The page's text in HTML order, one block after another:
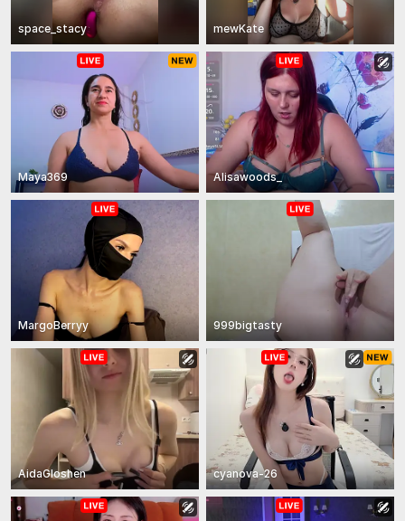
space_stacy mewKate
Maya369 Alisawoods_
MargoBerryy 999bigtasty
AidaGloshen cyanova-26